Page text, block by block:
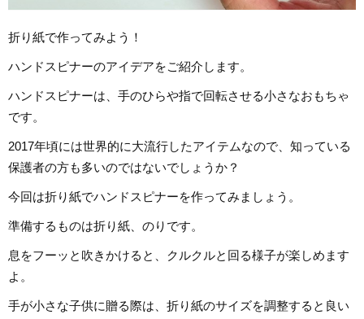
折り紙で作ってみよう！
ハンドスピナーのアイデアをご紹介します。
ハンドスピナーは、手のひらや指で回転させる小さなおもちゃ
です。
2017年頃には世界的に大流行したアイテムなので、知っている
保護者の方も多いのではないでしょうか？
今回は折り紙でハンドスピナーを作ってみましょう。
準備するものは折り紙、のりです。
息をフーッと吹きかけると、クルクルと回る様子が楽しめます
よ。
手が小さな子供に贈る際は、折り紙のサイズを調整すると良い